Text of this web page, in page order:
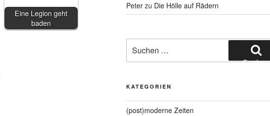
Eine Legion geht
baden
Peterzu Die Hölle auf Rädern
nach:
Suchen
KATEGORIEN
(post)moderne Zeiten